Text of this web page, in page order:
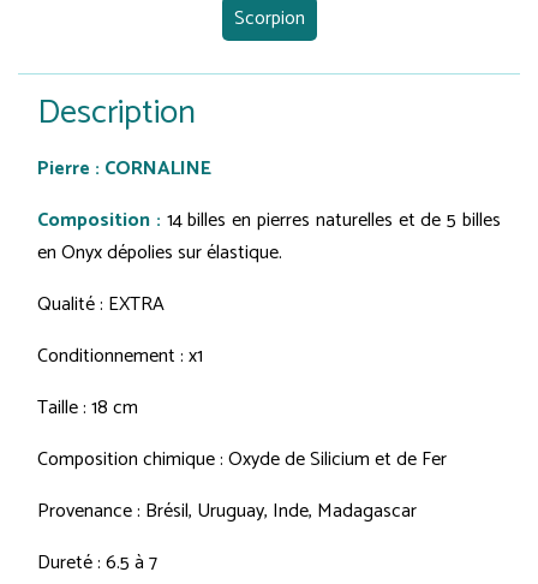
Scorpion
Description
Pierre : CORNALINE
Composition : 14 billes en pierres naturelles et de 5 billes
en Onyx dépolies sur élastique.
Qualité : EXTRA
Conditionnement : x1
Taille : 18 cm
Composition chimique : Oxyde de Silicium et de Fer
Provenance : Brésil, Uruguay, Inde, Madagascar
Dureté : 6.5 à 7